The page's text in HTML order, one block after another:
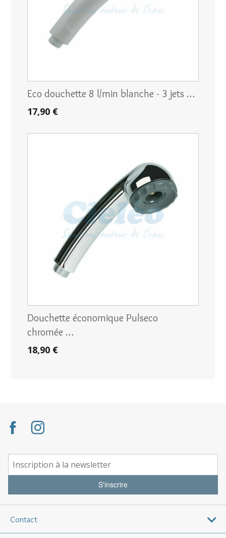
Eco douchette 8 l/min blanche - 3 jets …
17,90 €
Douchette économique Pulseco
chromée …
18,90 €
S'inscrire
Contact